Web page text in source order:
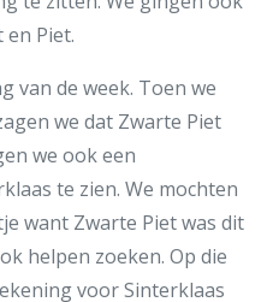
Piet.
van de week. Toen we
we dat Zwarte Piet
we ook een
te zien. We mochten
want Zwarte Piet was dit
helpen zoeken. Op die
voor Sinterklaas